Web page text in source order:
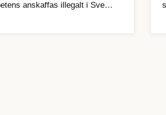
anskaffas illegalt i Sve…